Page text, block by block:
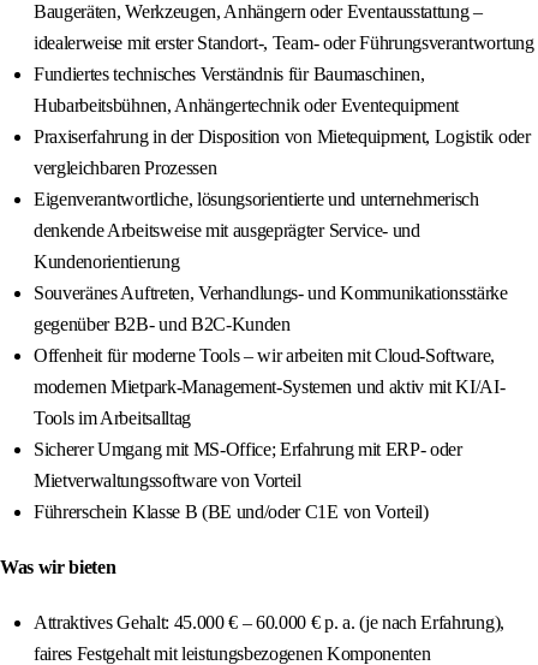
Baugeräten, Werkzeugen, Anhängern oder Eventausstattung –
idealerweise mit erster Standort-, Team- oder Führungsverantwortung
Fundiertes technisches Verständnis für Baumaschinen,
Hubarbeitsbühnen, Anhängertechnik oder Eventequipment
Praxiserfahrung in der Disposition von Mietequipment, Logistik oder
vergleichbaren Prozessen
Eigenverantwortliche, lösungsorientierte und unternehmerisch
denkende Arbeitsweise mit ausgeprägter Service- und
Kundenorientierung
Souveränes Auftreten, Verhandlungs- und Kommunikationsstärke
gegenüber B2B- und B2C-Kunden
Offenheit für moderne Tools – wir arbeiten mit Cloud-Software,
modernen Mietpark-Management-Systemen und aktiv mit KI/AI-
Tools im Arbeitsalltag
Sicherer Umgang mit MS-Office; Erfahrung mit ERP- oder
Mietverwaltungssoftware von Vorteil
Führerschein Klasse B (BE und/oder C1E von Vorteil)
Was wir bieten
Attraktives Gehalt: 45.000 € – 60.000 € p. a. (je nach Erfahrung),
faires Festgehalt mit leistungsbezogenen Komponenten